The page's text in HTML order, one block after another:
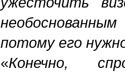
потому его
«Конечно,